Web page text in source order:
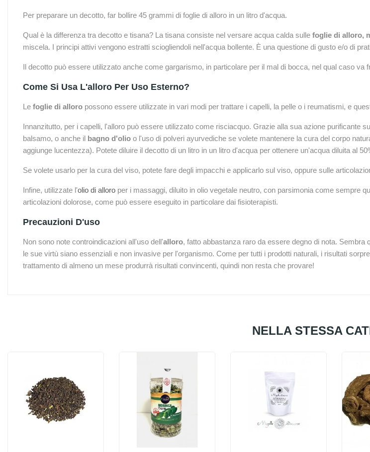
Per preparare un decotto, far bollire 45 grammi di foglie di alloro in un litro d'acqua.
Qual è la differenza tra decotto e tisana? La tisana consiste nel versare acqua calda sulle foglie di alloro,
miscela. I principi attivi vengono estratti sciogliendoli nell'acqua bollente. È una questione di gusto e/o di
Il decotto può essere utilizzato anche come gargarismo, in particolare per il mal di bocca, nel qual caso va
Come Si Usa L'alloro Per Uso Esterno?
Le foglie di alloro possono essere utilizzate in vari modi per trattare i capelli, la pelle o i reumatismi, e
Innanzitutto, per i capelli, l'alloro può essere utilizzato come risciacquo. Grazie alla sua azione purificante
balsamo, o anche il bagno d'olio o l'uso di polveri ayurvediche se volete mantenere la cura del corpo
aggiunge lucentezza). Potete diluire il decotto di un litro in un litro d'acqua per ottenere un'acqua diluita al
Se volete usarlo per la cura del viso, potete fare degli impacchi e applicarlo sul viso, oppure sulle
Infine, utilizzate l'olio di alloro per i massaggi, diluito in olio vegetale neutro, con parsimonia come sempre
articolazioni dolorose, come può essere eseguito in particolare dai fisioterapisti.
Precauzioni D'uso
Non sono note controindicazioni all'uso dell'alloro, fatto abbastanza raro da essere degno di nota.
le sue virtù siano essenziali e non invasive per l'organismo. Come per tutti i prodotti naturali, i risultati
trattamento di almeno un mese produrrà risultati convincenti, quindi non resta che provare!
NELLA STESSA